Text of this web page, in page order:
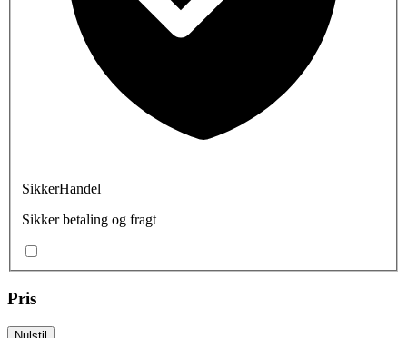
SikkerHandel
Sikker betaling og fragt
Pris